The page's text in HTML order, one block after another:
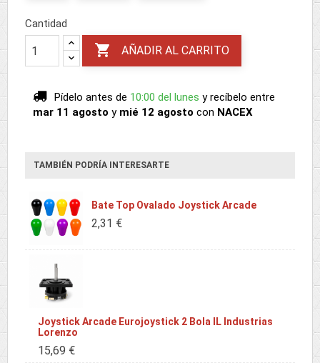
Cantidad
 AÑADIR AL CARRITO
Pídelo antes de 10:00 del lunes y recíbelo entre
mar 11 agosto y mié 12 agosto con NACEX
TAMBIÉN PODRÍA INTERESARTE
Bate Top Ovalado Joystick Arcade
2,31 €
Joystick Arcade Eurojoystick 2 Bola IL Industrias
Lorenzo
15,69 €